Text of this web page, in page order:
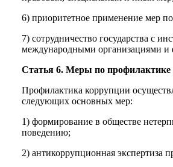
6) приоритетное применение мер
7) сотрудничество государства с
международными организациями
Статья 6. Меры по профилактике
Профилактика коррупции
следующих основных мер:
1) формирование в обществе
поведению;
2) антикоррупционная экспертиза